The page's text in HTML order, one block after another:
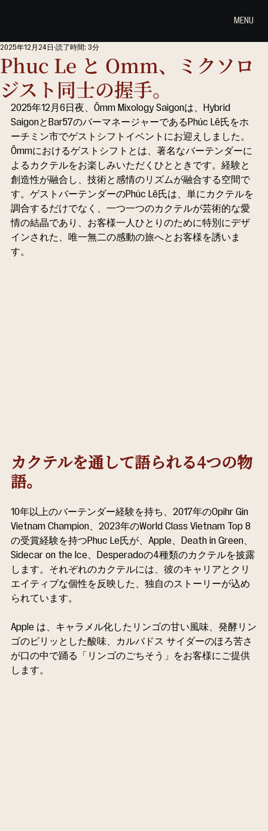
MENU
Phuc Le と Omm、ミクソロ
ジスト同士の握手。
2025年12月24日 読了時間: 3分
2025年12月6日夜、Ômm Mixology Saigonは、Hybrid
SaigonとBar57のバーマネージャーであるPhúc Lê氏をホ
ーチミン市でゲストシフトイベントにお迎えしました。
Ômmにおけるゲストシフトとは、著名なバーテンダーに
よるカクテルをお楽しみいただくひとときです。経験と
創造性が融合し、技術と感情のリズムが融合する空間で
す。ゲストバーテンダーのPhúc Lê氏は、単にカクテルを
調合するだけでなく、一つ一つのカクテルが芸術的な愛
情の結晶であり、お客様一人ひとりのために特別にデザ
インされた、唯一無二の感動の旅へとお客様を誘いま
す。
カクテルを通して語られる4つの物
語。
10年以上のバーテンダー経験を持ち、2017年のOpihr Gin
Vietnam Champion、2023年のWorld Class Vietnam Top 8
の受賞経験を持つPhuc Le氏が、Apple、Death in Green、
Sidecar on the Ice、Desperadoの4種類のカクテルを披露
します。それぞれのカクテルには、彼のキャリアとクリ
エイティブな個性を反映した、独自のストーリーが込め
られています。
Apple は、キャラメル化したリンゴの甘い風味、発酵リン
ゴのピリッとした酸味、カルバドス サイダーのほろ苦さ
が口の中で踊る「リンゴのごちそう」をお客様にご提供
します。